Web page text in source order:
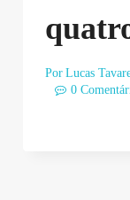
Por Lucas
0